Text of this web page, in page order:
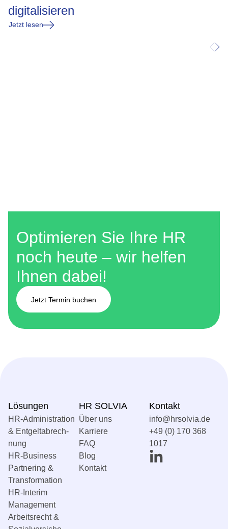
digitalisieren
Jetzt lesen
Optimieren Sie Ihre HR
noch heute – wir helfen
Ihnen dabei!
Jetzt Termin buchen
Lösungen
HR-Administration
& Entgelt­abrech­
nung
HR-Business
Partnering &
Transformation
HR-Interim
Management
Arbeitsrecht &
HR SOLVIA
Über uns
Karriere
FAQ
Blog
Kontakt
Kontakt
info@hrsolvia.de
+49 (0) 170 368
1017